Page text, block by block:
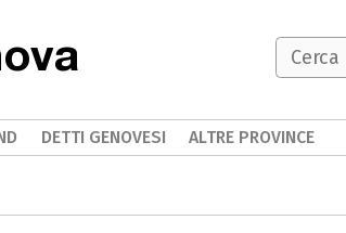
DETTI GENOVESI ALTRE PROVINCE